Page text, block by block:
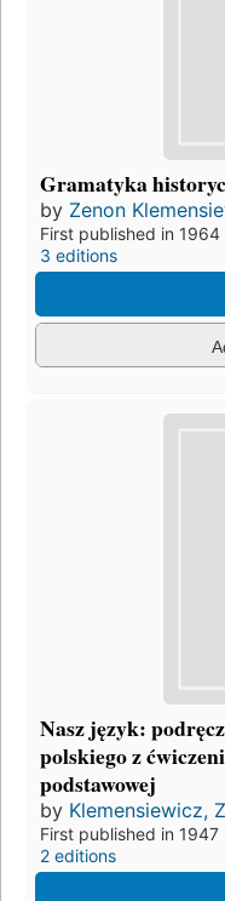
Gramatyka
by Zenon
First published in 1964
3 editions
Nasz język:
polskiego z
podstawowej
by Klemensiewicz,
First published in 1947
2 editions